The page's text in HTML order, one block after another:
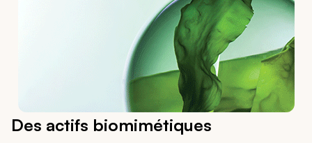
Des actifs biomimétiques